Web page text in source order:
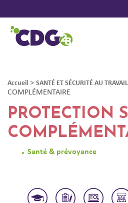
Accueil > SANTÉ ET SÉCURITÉ AU TRAVAIL
COMPLÉMENTAIRE
PROTECTION
Santé & prévoyance